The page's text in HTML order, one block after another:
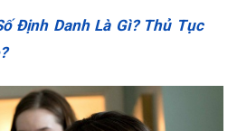
Định Danh Là Gì? Thủ Tục